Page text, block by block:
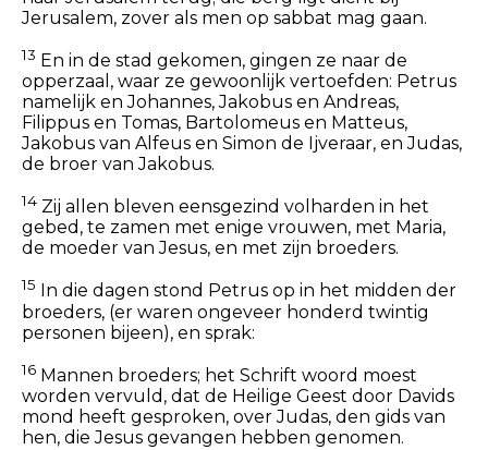
Jerusalem, zover als men op sabbat mag gaan.
13 En in de stad gekomen, gingen ze naar de
opperzaal, waar ze gewoonlijk vertoefden: Petrus
namelijk en Johannes, Jakobus en Andreas,
Filippus en Tomas, Bartolomeus en Matteus,
Jakobus van Alfeus en Simon de Ijveraar, en Judas,
de broer van Jakobus.
14 Zij allen bleven eensgezind volharden in het
gebed, te zamen met enige vrouwen, met Maria,
de moeder van Jesus, en met zijn broeders.
15
In die dagen stond Petrus op in het midden der
broeders, (er waren ongeveer honderd twintig
personen bijeen), en sprak:
16 Mannen broeders; het Schrift woord moest
worden vervuld, dat de Heilige Geest door Davids
mond heeft gesproken, over Judas, den gids van
hen, die Jesus gevangen hebben genomen.